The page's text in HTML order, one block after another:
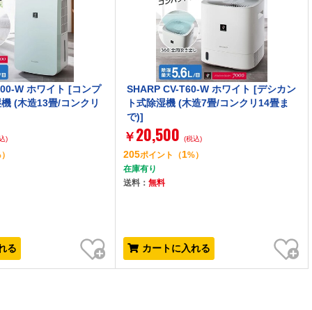
W ホワイト [コンプ
(木造13畳/コンクリ
)
る
お気に入り
SHARP CV-T60-W ホワイト [デシカン
ト式除湿機 (木造7畳/コンクリ14畳ま
で)]
￥ 20,500 (税込)
205ポイント （1%）
在庫有り
送料： 無料
カートに入れる
お気に入り